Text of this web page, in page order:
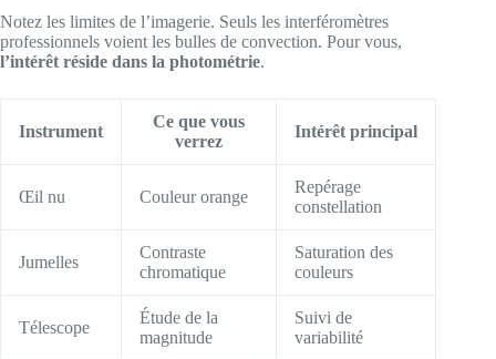
Notez les limites de l’imagerie. Seuls les interféromètres
professionnels voient les bulles de convection. Pour vous,
l’intérêt réside dans la photométrie.
Instrument
Ce que vous
verrez
Intérêt principal
Œil nu Couleur orange
Repérage
constellation
Jumelles
Contraste
chromatique
Saturation des
couleurs
Télescope
Étude de la
magnitude
Suivi de
variabilité